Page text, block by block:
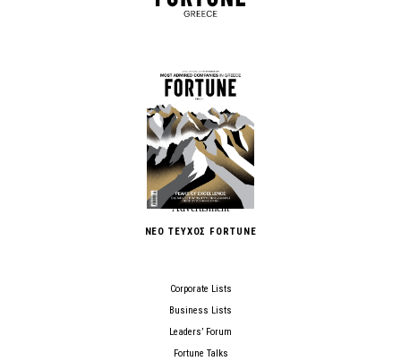
ΝΕΟ ΤΕΥΧΟΣ FORTUNE
Corporate Lists
Business Lists
Leaders’ Forum
Fortune Talks